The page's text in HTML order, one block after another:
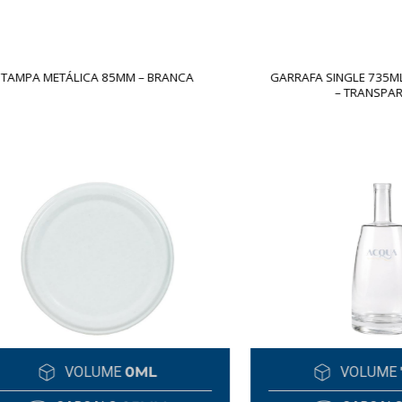
METÁLICA 85MM – BRANCA
VOLUME0ML
GARRAFA SINGLE 735ML –
– TRANSPARENTE
VOLUME